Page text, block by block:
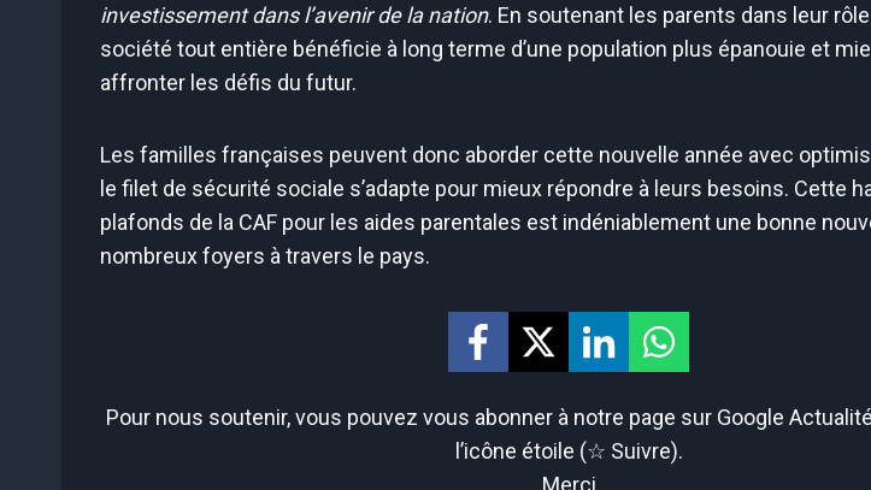
investissement dans l’avenir de la nation. En soutenant les parents dans leur
société tout entière bénéficie à long terme d’une population plus épanouie et
affronter les défis du futur.
Les familles françaises peuvent donc aborder cette nouvelle année avec
le filet de sécurité sociale s’adapte pour mieux répondre à leurs besoins. Cette
plafonds de la CAF pour les aides parentales est indéniablement une bonne
nombreux foyers à travers le pays.
Pour nous soutenir, vous pouvez vous abonner à notre page sur Google
l’icône étoile (☆ Suivre).
Merci